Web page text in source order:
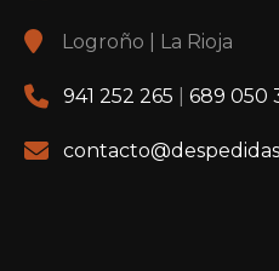
Logroño | La Rioja
941 252 265 689 050